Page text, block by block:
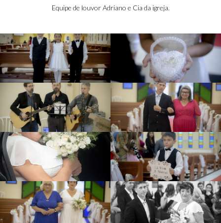
Equipe de louvor Adriano e Cia da igreja.